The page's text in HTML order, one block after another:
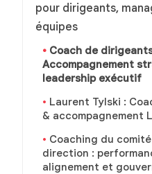
pour dirigeants,
équipes
Coach de
Accompagnement
leadership exécutif
Laurent Tylski :
& accompagnement
Coaching du
direction :
alignement et